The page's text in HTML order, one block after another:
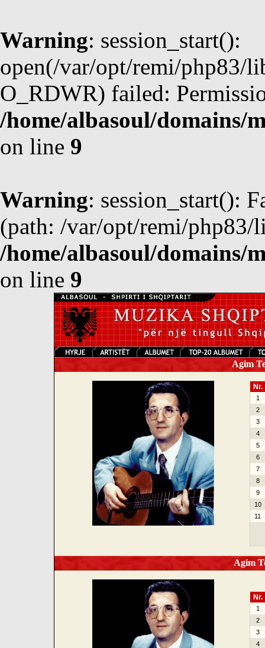
Warning: session_start():
open(/var/opt/remi/php83/
O_RDWR) failed:
/home/albasoul/domains/
on line 9
Warning: session_start():
(path: /var/opt/remi/php83/
/home/albasoul/domains/
on line 9
Agim
Nr.
1
2
3
4
5
6
7
8
9
10
11
Agim
Nr.
1
2
3
4